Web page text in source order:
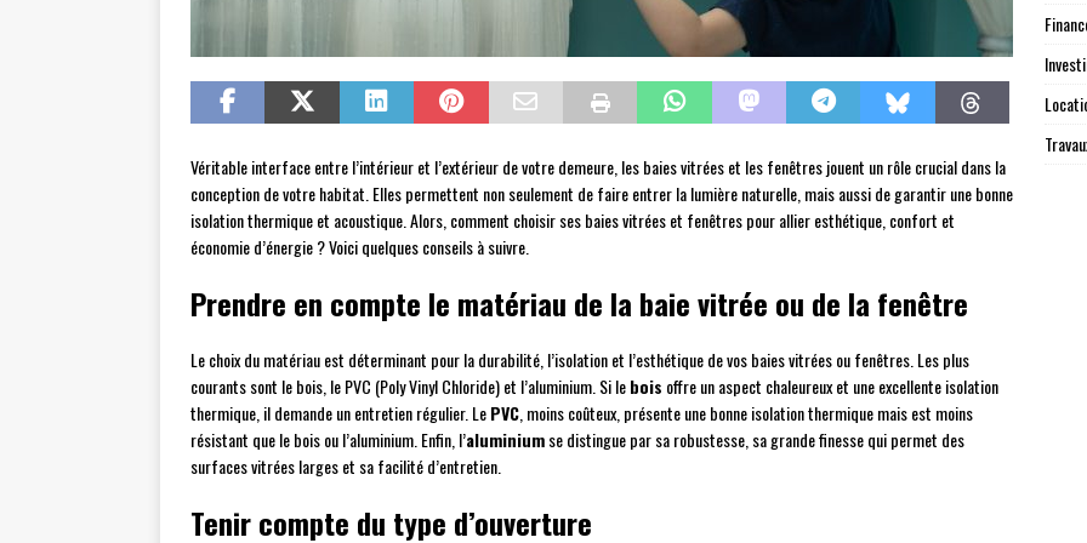
Véritable interface entre l’intérieur et l’extérieur de votre demeure, les baies vitrées et les fenêtres jouent un rôle crucial dans la
conception de votre habitat. Elles permettent non seulement de faire entrer la lumière naturelle, mais aussi de garantir une bonne
isolation thermique et acoustique. Alors, comment choisir ses baies vitrées et fenêtres pour allier esthétique, confort et
économie d’énergie ? Voici quelques conseils à suivre.
Prendre en compte le matériau de la baie vitrée ou de la fenêtre
Le choix du matériau est déterminant pour la durabilité, l’isolation et l’esthétique de vos baies vitrées ou fenêtres. Les plus
courants sont le bois, le PVC (Poly Vinyl Chloride) et l’aluminium. Si lebois offre un aspect chaleureux et une excellente isolation
thermique, il demande un entretien régulier. LePVC , moins coûteux, présente une bonne isolation thermique mais est moins
résistant que le bois ou l’aluminium. Enfin, l’aluminiumse distingue par sa robustesse, sa grande finesse qui permet des
surfaces vitrées larges et sa facilité d’entretien.
Tenir compte du type d’ouverture